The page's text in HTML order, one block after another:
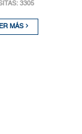
3305
MÁS